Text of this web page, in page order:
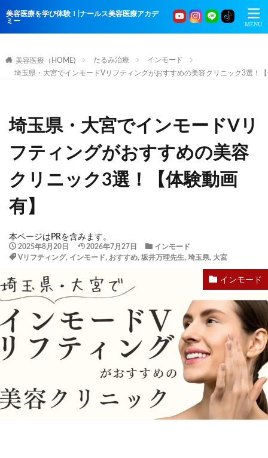
美容医療を学び体験！|ナールス美容医療アカデ
ミー
美容医療（HOME) たるみ治療
インモード
埼玉県・大宮でインモードVリフティングがおすすめの美容クリニック3選！
埼玉県・大宮でインモードVリ
フティングがおすすめの美容
クリニック3選！【体験動画
有】
本ページはPRを含みます。
2025年8月20日 2026年7月27日
インモード
Vリフティング, インモード, おすすめ, 坂井万理先生, 埼玉県, 大宮
インモード